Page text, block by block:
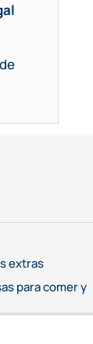
extras
para comer y